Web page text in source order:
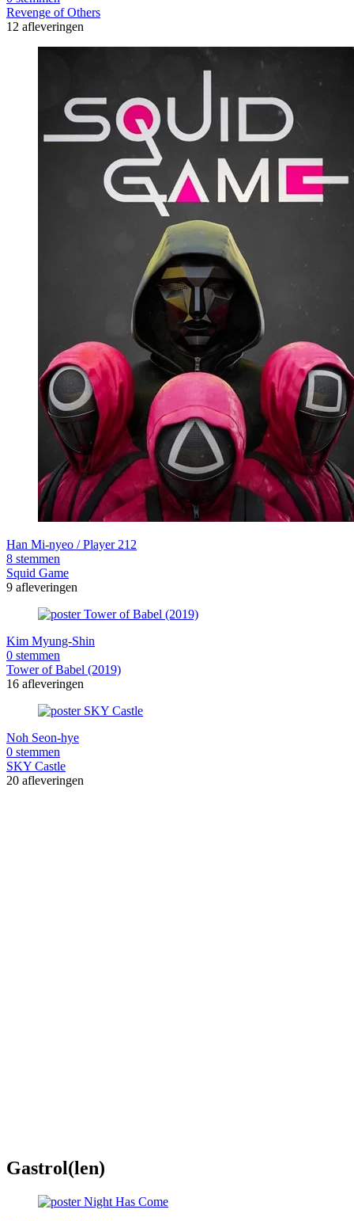
Revenge of Others
12 afleveringen
Han Mi-nyeo / Player 212
8 stemmen
Squid Game
9 afleveringen
Kim Myung-Shin
0 stemmen
Tower of Babel (2019)
16 afleveringen
Noh Seon-hye
0 stemmen
SKY Castle
20 afleveringen
Gastrol(len)